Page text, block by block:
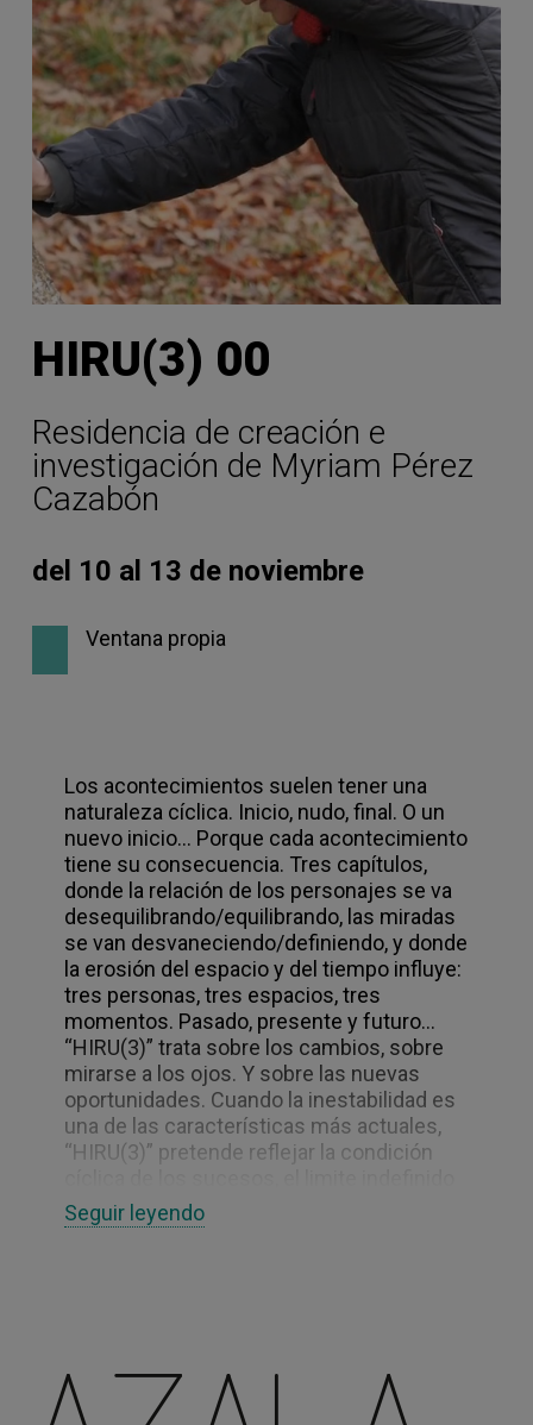
HIRU(3) 00
Residencia de creación e
investigación de Myriam Pérez
Cazabón
del 10 al 13 de noviembre
Ventana propia
Los acontecimientos suelen tener una
naturaleza cíclica. Inicio, nudo, final. O un
nuevo inicio… Porque cada acontecimiento
tiene su consecuencia. Tres capítulos,
donde la relación de los personajes se va
desequilibrando/equilibrando, las miradas
se van desvaneciendo/definiendo, y donde
la erosión del espacio y del tiempo influye:
tres personas, tres espacios, tres
momentos. Pasado, presente y futuro…
“HIRU(3)” trata sobre los cambios, sobre
mirarse a los ojos. Y sobre las nuevas
oportunidades. Cuando la inestabilidad es
una de las características más actuales,
“HIRU(3)” pretende reflejar la condición
entre lo estable y lo inestable, la infinita
repetición de la idas y venidas. Lo que
importancia al proceso creativo y al
trayecto, que pretende habitar espacios de
Seguir leyendo